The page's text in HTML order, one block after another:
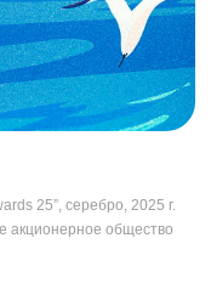
25”, серебро, 2025 г.
акционерное общество